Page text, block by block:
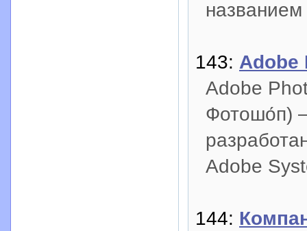
143:
Adobe
Фотошо́п)
Adobe
144: